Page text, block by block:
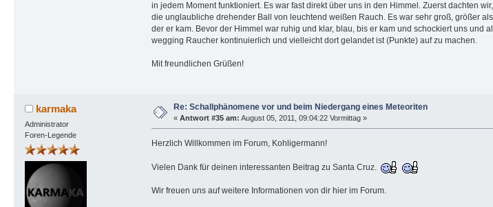
in jedem Moment funktioniert. Es war fast direkt über uns in den Himmel. Zuerst dachten
die unglaubliche drehender Ball von leuchtend weißen Rauch. Es war sehr groß, größer
der er kam. Bevor der Himmel war ruhig und klar, blau, bis er kam und schockiert uns
wegging Raucher kontinuierlich und vielleicht dort gelandet ist (Punkte) auf zu machen.
Mit freundlichen Grüßen!
karmaka
Administrator
Foren-Legende
Re: Schallphänomene vor und beim Niedergang eines Meteoriten
« Antwort #35 am: August 05, 2011, 09:04:22 Vormittag »
Herzlich Willkommen im Forum, Kohligermann!
Vielen Dank für deinen interessanten Beitrag zu Santa Cruz.
Wir freuen uns auf weitere Informationen von dir hier im Forum.